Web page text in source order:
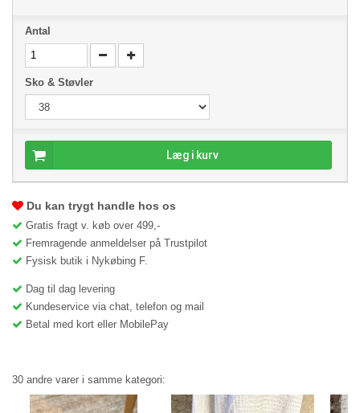
Antal
Sko & Støvler
Læg i kurv
Du kan trygt handle hos os
Gratis fragt v. køb over 499,-
Fremragende anmeldelser på Trustpilot
Fysisk butik i Nykøbing F.
Dag til dag levering
Kundeservice via chat, telefon og mail
Betal med kort eller MobilePay
30 andre varer i samme kategori: